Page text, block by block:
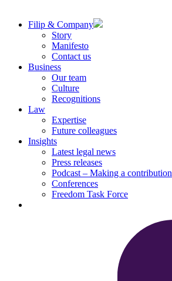
Filip & Company
Story
Manifesto
Contact us
Business
Our team
Culture
Recognitions
Law
Expertise
Future colleagues
Insights
Latest legal news
Press releases
Podcast – Making a contribution
Conferences
Freedom Task Force